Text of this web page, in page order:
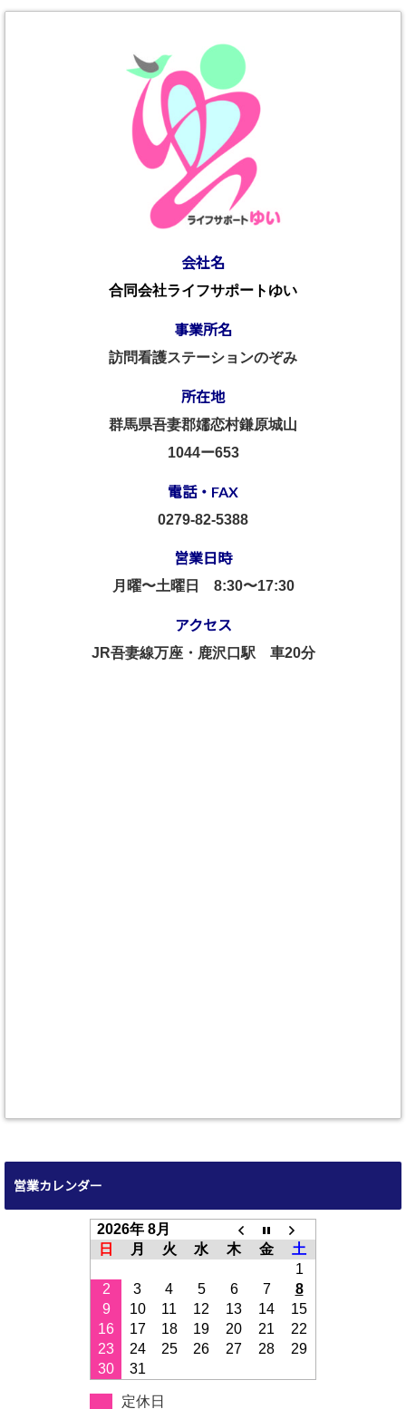
会社名
合同会社ライフサポートゆい
事業所名
訪問看護ステーションのぞみ
所在地
群馬県吾妻郡嬬恋村鎌原城山
1044ー653
電話・FAX
0279-82-5388
営業日時
月曜〜土曜日 8:30〜17:30
アクセス
JR吾妻線万座・鹿沢口駅 車20分
営業カレンダー
2026年 8月
日
月 火 水 木 金
土
1
2
3 4 5 6 7
8
9
10 11 12 13 14
15
16
17 18 19 20 21
22
23
24 25 26 27 28
29
30
31
定休日